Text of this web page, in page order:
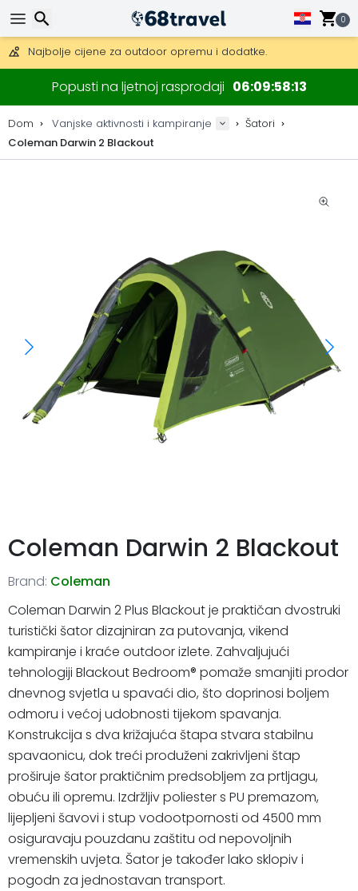
0
Mogućnost slanja DHL Expressom (dostava unutar 24 sata)
30 dana za povrat, 90 dana za drvene karte i dekoracije.
Najbolje cijene za outdoor opremu i dodatke.
Popusti na ljetnoj rasprodaji 06095813
Dom Vanjske aktivnosti i kampiranje
Šatori
Coleman Darwin 2 Blackout
Coleman Darwin 2 Blackout
Brand: Coleman
Coleman Darwin 2 Plus Blackout je praktičan dvostruki
turistički šator dizajniran za putovanja, vikend
kampiranje i kraće outdoor izlete. Zahvaljujući
tehnologiji Blackout Bedroom® pomaže smanjiti prodor
dnevnog svjetla u spavaći dio, što doprinosi boljem
odmoru i većoj udobnosti tijekom spavanja.
Konstrukcija s dva križajuća štapa stvara stabilnu
spavaonicu, dok treći produženi zakrivljeni štap
proširuje šator praktičnim predsobljem za prtljagu,
obuću ili opremu. Izdržljiv poliester s PU premazom,
lijepljeni šavovi i stup vodootpornosti od 4500 mm
osiguravaju pouzdanu zaštitu od nepovoljnih
vremenskih uvjeta. Šator je također lako sklopiv i
pogodn za jednostavan transport.
Traži